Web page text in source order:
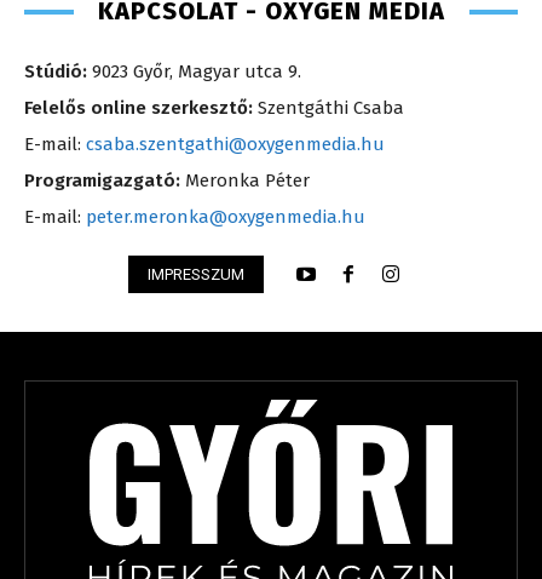
KAPCSOLAT - OXYGEN MEDIA
Stúdió: 9023 Győr, Magyar utca 9.
Felelős online szerkesztő: Szentgáthi Csaba
E-mail: csaba.szentgathi@oxygenmedia.hu
Programigazgató: Meronka Péter
E-mail: peter.meronka@oxygenmedia.hu
IMPRESSZUM